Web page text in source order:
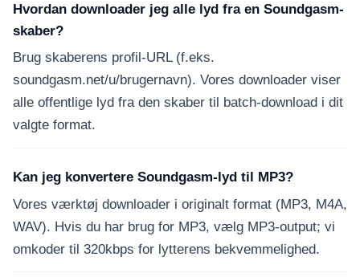
Hvordan downloader jeg alle lyd fra en Soundgasm-
skaber?
Brug skaberens profil-URL (f.eks.
soundgasm.net/u/brugernavn). Vores downloader viser
alle offentlige lyd fra den skaber til batch-download i dit
valgte format.
Kan jeg konvertere Soundgasm-lyd til MP3?
Vores værktøj downloader i originalt format (MP3, M4A,
WAV). Hvis du har brug for MP3, vælg MP3-output; vi
omkoder til 320kbps for lytterens bekvemmelighed.